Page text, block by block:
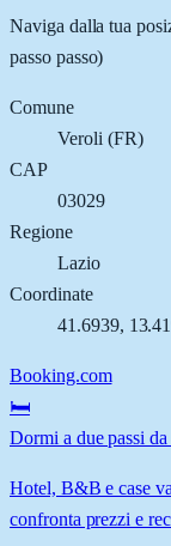
Naviga dalla tua
passo passo)
Comune
Veroli (FR)
CAP
03029
Regione
Lazio
Coordinate
41.6939,
Booking.com
🛏️
Dormi a due passi
Hotel, B&B e case
confronta prezzi e